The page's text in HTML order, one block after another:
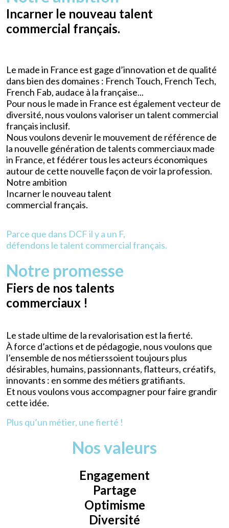
Incarner le nouveau talent
commercial français.
Le made in France est gage d’innovation et de qualité
dans bien des domaines : French Touch, French Tech,
French Fab, audace à la française...
Pour nous le made in France est également vecteur de
diversité, nous voulons valoriser un talent commercial
français inclusif.
Nous voulons devenir le mouvement de référence de
la nouvelle génération de talents commerciaux made
in France, et fédérer tous les acteurs économiques
autour de cette nouvelle façon de voir la profession.
Notre ambition
Incarner le nouveau talent
commercial français.
Parce que dans DCF il y a un F,
défendons le talent commercial français.
Notre promesse
Fiers de nos talents
commerciaux !
Le stade ultime de la revalorisation est la fierté.
À force d’actions et de pédagogie, nous voulons que
l’ensemble de nos métierssoient toujours plus
désirables, humains, passionnants, flatteurs, créatifs,
innovants : en somme des métiers gratifiants.
Et nous voulons vous accompagner pour faire grandir
cette idée.
Plus qu’un métier, une fierté !
Nos valeurs
Engagement
Partage
Optimisme
Diversité